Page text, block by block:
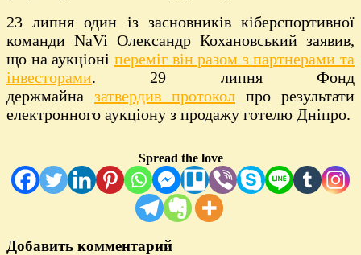
23 липня один із засновників кіберспортивної
команди NaVi Олександр Кохановський заявив,
що на аукціоні переміг він разом з партнерами та
інвесторами. 29 липня Фонд
держмайна затвердив протокол про результати
електронного аукціону з продажу готелю Дніпро.
Spread the love
Добавить комментарий